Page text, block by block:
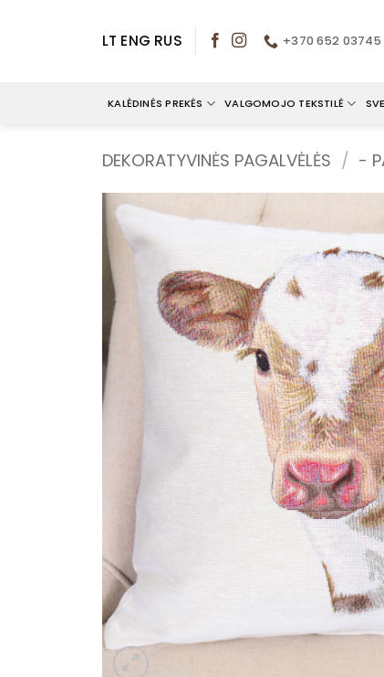
LT ENG RUS +370 652 03745
KALĖDINĖS PREKĖS VALGOMOJO TEKSTILĖ
DEKORATYVINĖS PAGALVĖLĖS / -